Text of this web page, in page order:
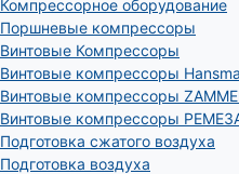
Компрессорное оборудование
Поршневые компрессоры
Винтовые Компрессоры
Винтовые компрессоры
Винтовые компрессоры
Винтовые компрессоры
Подготовка сжатого воздуха
Подготовка воздуха